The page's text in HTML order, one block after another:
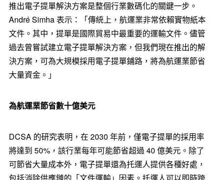
推出電子提單解決方案是整個行業數碼化的關鍵一步。
André Simha 表示：「傳統上，航運業非常依賴實物紙本
文件。其中，提單是國際貿易中最重要的運輸文件。儘管
過去曾嘗試建立電子提單解決方案，但我們現在推出的解
決方案，可為大規模採用電子提單鋪路，將為航運業節省
大量資金。」
為航運業節省數十億美元
DCSA 的研究表明，在 2030 年前，僅電子提單的採用率
將達到 50%，該行業每年可能節省超過 40 億美元。除了
可節省大量成本外，電子提單還為托運人提供各種好處，